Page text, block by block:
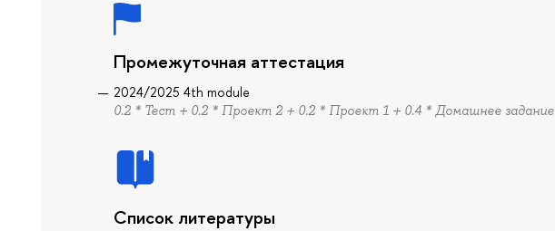
Промежуточная аттестация
2024/2025 4th module
0.2 * Тест + 0.2 * Проект 2 + 0.2 * Проект 1 + 0.4 * Домашнее задание
Список литературы